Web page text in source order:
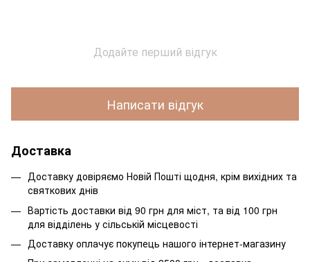
Додайте перший відгук
Написати відгук
Доставка
Доставку довіряємо Новій Пошті щодня, крім вихідних та
святкових днів
Вартість доставки від 90 грн для міст, та від 100 грн
для відділень у сільській місцевості
Доставку оплачує покупець нашого інтернет-магазину